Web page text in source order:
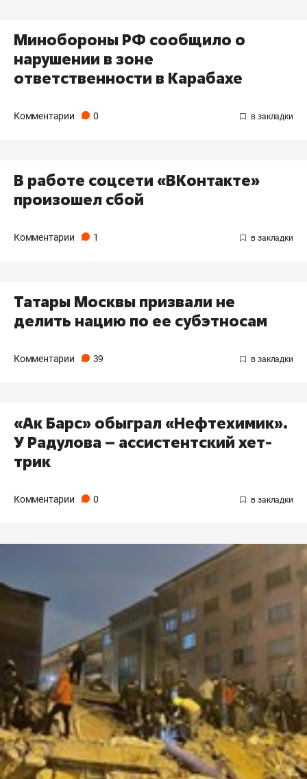
Минобороны РФ сообщило о
нарушении в зоне
ответственности в Карабахе
Комментарии 0
В работе соцсети «ВКонтакте»
произошел сбой
Комментарии 1
Татары Москвы призвали не
делить нацию по ее субэтносам
Комментарии 39
«Ак Барс» обыграл «Нефтехимик».
У Радулова – ассистентский хет-
трик
Комментарии 0